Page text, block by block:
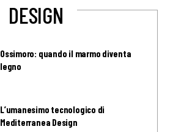
DESIGN
Ossimoro: quando il marmo diventa
legno
L’umanesimo tecnologico di
Mediterranea Design